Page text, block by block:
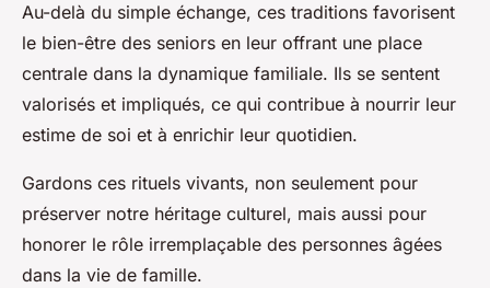
Au-delà du simple échange, ces traditions favorisent
le bien-être des seniors en leur offrant une place
centrale dans la dynamique familiale. Ils se sentent
valorisés et impliqués, ce qui contribue à nourrir leur
estime de soi et à enrichir leur quotidien.
Gardons ces rituels vivants, non seulement pour
préserver notre héritage culturel, mais aussi pour
honorer le rôle irremplaçable des personnes âgées
dans la vie de famille.